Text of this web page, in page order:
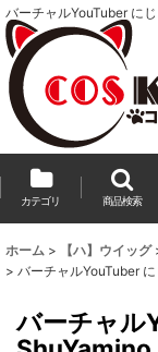
バーチャルYouTuber に
カテゴリ 商品検索
ホーム > 【ハ】ウイッグ
> バーチャルYouTuber
バーチャル